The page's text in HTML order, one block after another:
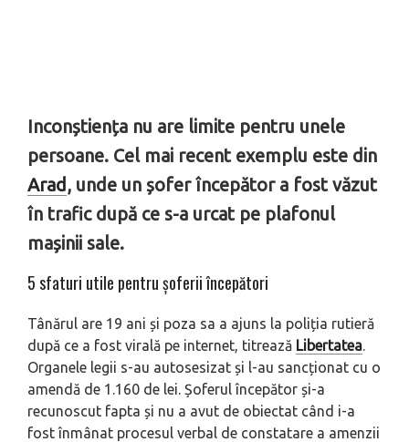
Inconștiența nu are limite pentru unele
persoane. Cel mai recent exemplu este din
Arad , unde un șofer începător a fost văzut
în trafic după ce s-a urcat pe plafonul
mașinii sale.
5 sfaturi utile pentru șoferii începători
Tânărul are 19 ani și poza sa a ajuns la poliția rutieră
după ce a fost virală pe internet, titrează Libertatea.
Organele legii s-au autosesizat și l-au sancționat cu o
amendă de 1.160 de lei. Șoferul începător și-a
recunoscut fapta și nu a avut de obiectat când i-a
fost înmânat procesul verbal de constatare a amenzii